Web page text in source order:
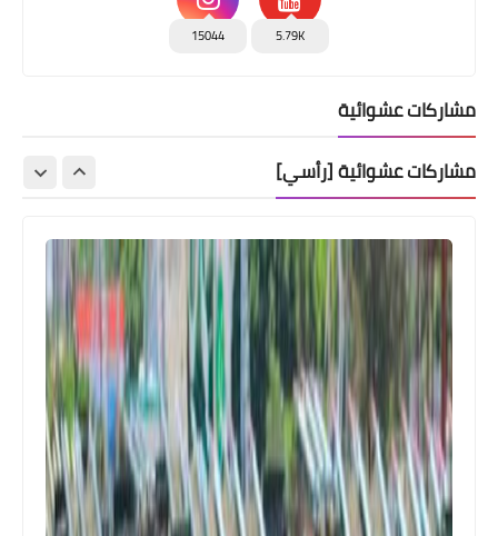
5.79K
15044
مشاركات عشوائية
مشاركات عشوائية [رأسي]